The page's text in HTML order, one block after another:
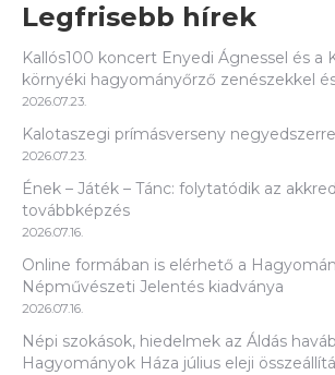
Legfrisebb hírek
Kallós100 koncert Enyedi Ágnessel és a
környéki hagyományőrző zenészekkel
2026.07.23.
Kalotaszegi prímásverseny
2026.07.23.
Ének – Játék – Tánc: folytatódik az
továbbképzés
2026.07.16.
Online formában is elérhető a
Népművészeti Jelentés kiadványa
2026.07.16.
Népi szokások, hiedelmek az Áldás
Hagyományok Háza július eleji